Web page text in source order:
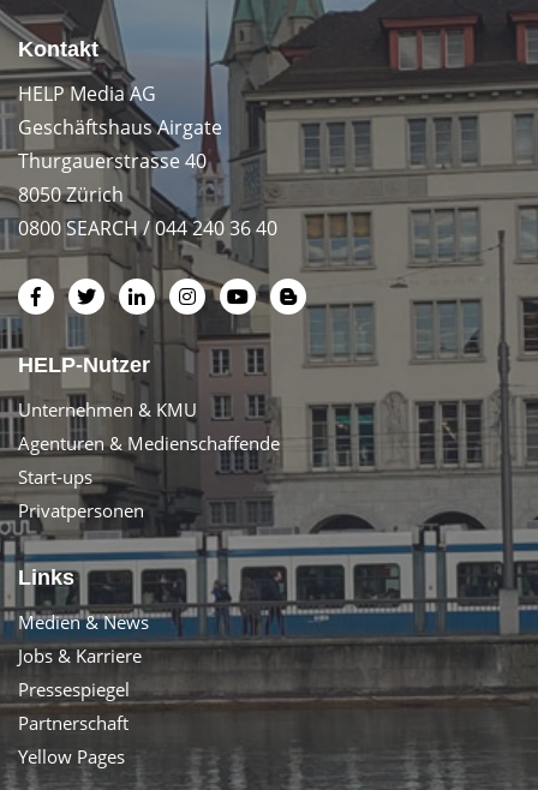
Kontakt
HELP Media AG
Geschäftshaus Airgate
Thurgauerstrasse 40
8050 Zürich
0800 SEARCH / 044 240 36 40
HELP-Nutzer
Unternehmen & KMU
Agenturen & Medienschaffende
Start-ups
Privatpersonen
Links
Medien & News
Jobs & Karriere
Pressespiegel
Partnerschaft
Yellow Pages